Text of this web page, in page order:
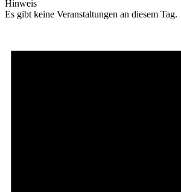
Hinweis
Es gibt keine Veranstaltungen an diesem Tag.